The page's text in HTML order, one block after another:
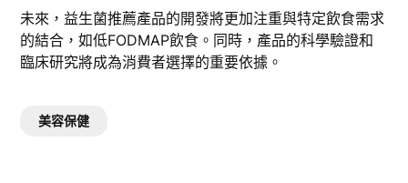
未來，益生菌推薦產品的開發將更加注重與特定飲食需求
的結合，如低FODMAP飲食。同時，產品的科學驗證和
臨床研究將成為消費者選擇的重要依據。
美容保健